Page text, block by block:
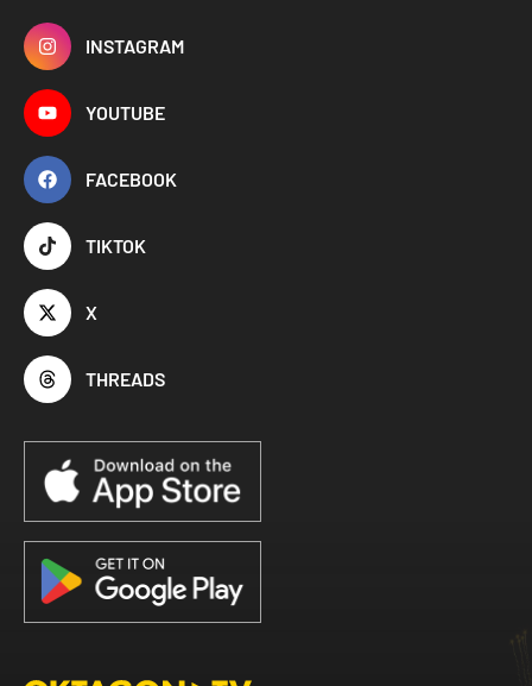
INSTAGRAM
YOUTUBE
FACEBOOK
TIKTOK
X
THREADS